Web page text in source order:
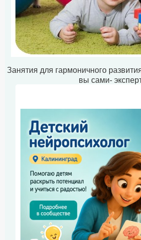
Занятия для гармоничного
вы сами-